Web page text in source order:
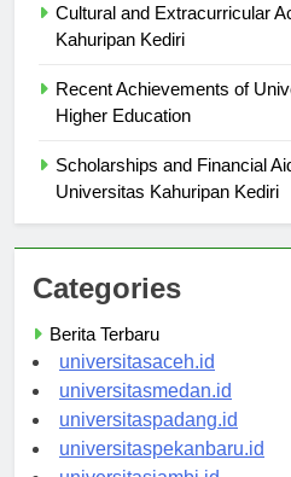
Cultural and Extracurricular
Kahuripan Kediri
Recent Achievements of
Higher Education
Scholarships and Financial
Universitas Kahuripan Kediri
Categories
Berita Terbaru
universitasaceh.id
universitasmedan.id
universitaspadang.id
universitaspekanbaru.id